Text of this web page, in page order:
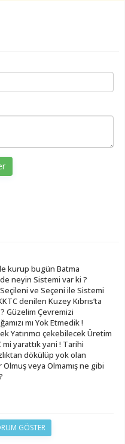
kurup bugün Batma
neyin Sistemi var ki ?
ve Seçeni ile Sistemi
denilen Kuzey Kıbrıs’ta
Güzelim Çevremizi
mı Yok Etmedik !
Yatırımcı çekebilecek Üretim
yarattık yani ! Tarihi
dökülüp yok olan
veya Olmamış ne gibi
GÖSTER